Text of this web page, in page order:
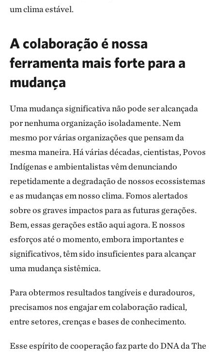
um clima estável.
A colaboração é nossa
ferramenta mais forte para a
mudança
Uma mudança significativa não pode ser alcançada
por nenhuma organização isoladamente. Nem
mesmo por várias organizações que pensam da
mesma maneira. Há várias décadas, cientistas, Povos
Indígenas e ambientalistas vêm denunciando
repetidamente a degradação de nossos ecossistemas
e as mudanças em nosso clima. Fomos alertados
sobre os graves impactos para as futuras gerações.
Bem, essas gerações estão aqui agora. E nossos
esforços até o momento, embora importantes e
significativos, têm sido insuficientes para alcançar
uma mudança sistêmica.
Para obtermos resultados tangíveis e duradouros,
precisamos nos engajar em colaboração radical,
entre setores, crenças e bases de conhecimento.
Esse espírito de cooperação faz parte do DNA da The